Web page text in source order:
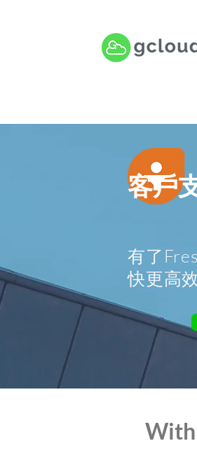
客戶
有了
快更高
With